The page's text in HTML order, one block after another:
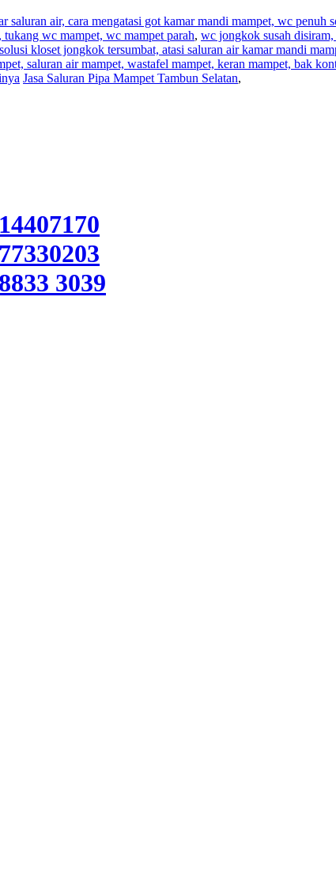
saluran air, cara mengatasi got kamar mandi mampet, wc penuh
wc mampet, wc mampet parah, wc jongkok susah disiram,
solusi kloset jongkok tersumbat, atasi saluran air kamar mandi
saluran air mampet, wastafel mampet, keran mampet, bak
Jasa Saluran Pipa Mampet Tambun Selatan,
3039